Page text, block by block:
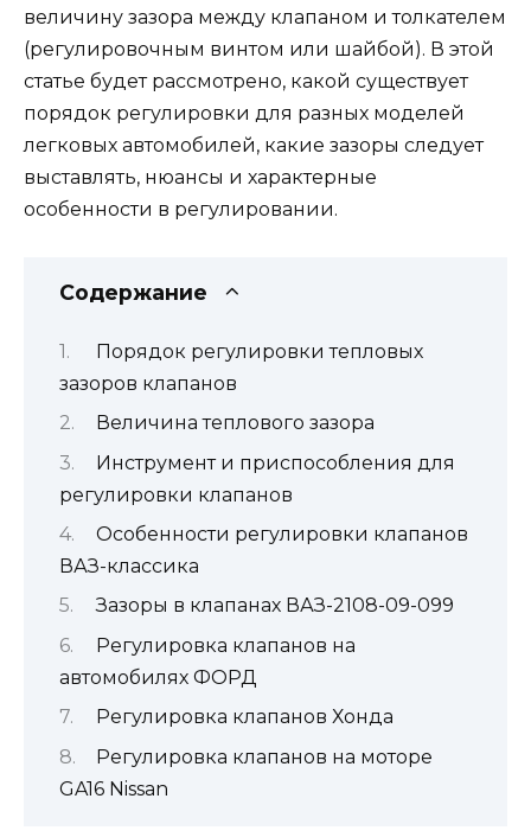
величину зазора между клапаном и толкателем
(регулировочным винтом или шайбой). В этой
статье будет рассмотрено, какой существует
порядок регулировки для разных моделей
легковых автомобилей, какие зазоры следует
выставлять, нюансы и характерные
особенности в регулировании.
Содержание
Порядок регулировки тепловых
зазоров клапанов
Величина теплового зазора
Инструмент и приспособления для
регулировки клапанов
Особенности регулировки клапанов
ВАЗ-классика
Зазоры в клапанах ВАЗ-2108-09-099
Регулировка клапанов на
автомобилях ФОРД
Регулировка клапанов Хонда
Регулировка клапанов на моторе
GA16 Nissan